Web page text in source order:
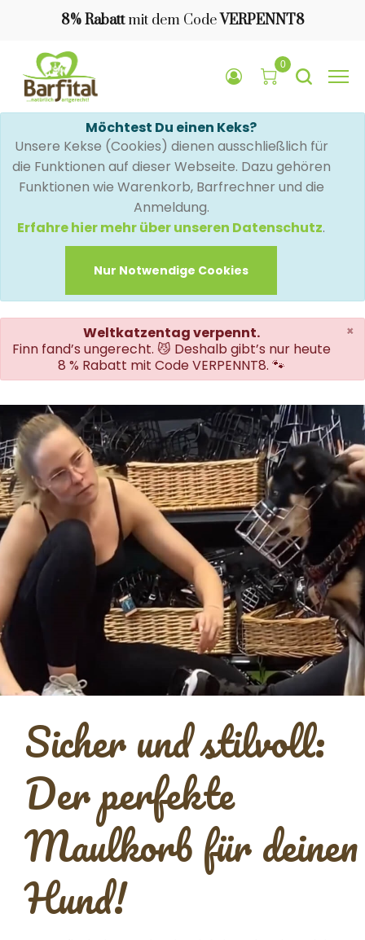
8% Rabattmit dem Code VERPENNT8
0
Möchtest Du einen Keks?
Unsere Kekse (Cookies) dienen ausschließlich für
die Funktionen auf dieser Webseite. Dazu gehören
Funktionen wie Warenkorb, Barfrechner und die
Anmeldung.
Erfahre hier mehr über unseren Datenschutz.
Nur Notwendige Cookies
×
Weltkatzentag verpennt.
Finn fand’s ungerecht. 😼 Deshalb gibt’s nur heute
8 % Rabatt mit Code VERPENNT8. 🐾
Sicher und stilvoll:
Der perfekte
Maulkorb für deinen
Hund!